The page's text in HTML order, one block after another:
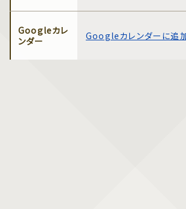
Googleカレ
ンダー
Googleカレンダーに追